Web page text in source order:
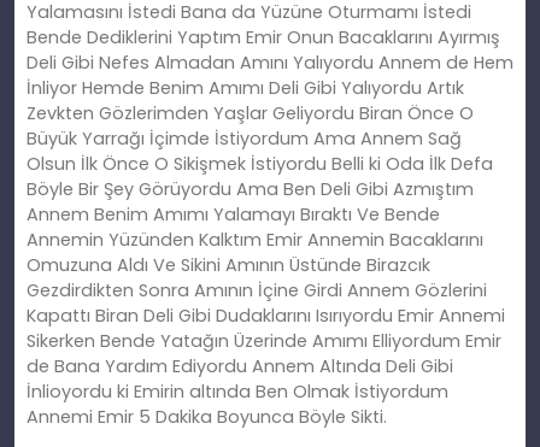
Yalamasını İstedi Bana da Yüzüne Oturmamı İstedi
Bende Dediklerini Yaptım Emir Onun Bacaklarını Ayırmış
Deli Gibi Nefes Almadan Amını Yalıyordu Annem de Hem
İnliyor Hemde Benim Amımı Deli Gibi Yalıyordu Artık
Zevkten Gözlerimden Yaşlar Geliyordu Biran Önce O
Büyük Yarrağı İçimde İstiyordum Ama Annem Sağ
Olsun İlk Önce O Sikişmek İstiyordu Belli ki Oda İlk Defa
Böyle Bir Şey Görüyordu Ama Ben Deli Gibi Azmıştım
Annem Benim Amımı Yalamayı Bıraktı Ve Bende
Annemin Yüzünden Kalktım Emir Annemin Bacaklarını
Omuzuna Aldı Ve Sikini Amının Üstünde Birazcık
Gezdirdikten Sonra Amının İçine Girdi Annem Gözlerini
Kapattı Biran Deli Gibi Dudaklarını Isırıyordu Emir Annemi
Sikerken Bende Yatağın Üzerinde Amımı Elliyordum Emir
de Bana Yardım Ediyordu Annem Altında Deli Gibi
İnlioyordu ki Emirin altında Ben Olmak İstiyordum
Annemi Emir 5 Dakika Boyunca Böyle Sikti.